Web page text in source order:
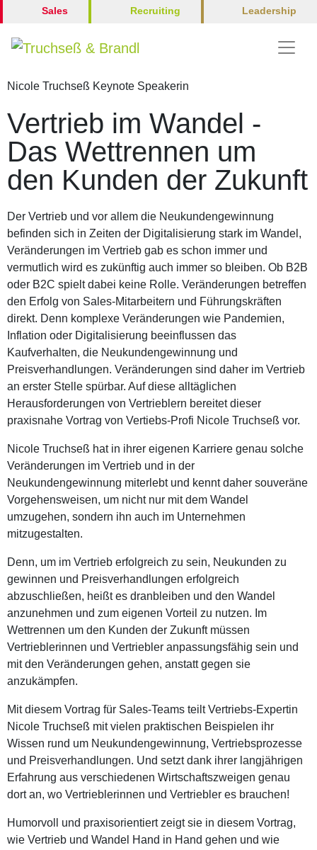
Sales Recruiting Leadership
Nicole Truchseß Keynote Speakerin
Vertrieb im Wandel -
Das Wettrennen um
den Kunden der Zukunft
Der Vertrieb und vor allem die Neukundengewinnung
befinden sich in Zeiten der Digitalisierung stark im Wandel,
Veränderungen im Vertrieb gab es schon immer und
vermutlich wird es zukünftig auch immer so bleiben. Ob B2B
oder B2C spielt dabei keine Rolle. Veränderungen betreffen
den Erfolg von Sales-Mitarbeitern und Führungskräften
direkt. Denn komplexe Veränderungen wie Pandemien,
Inflation oder Digitalisierung beeinflussen das
Kaufverhalten, die Neukundengewinnung und
Preisverhandlungen. Veränderungen sind daher im Vertrieb
an erster Stelle spürbar. Auf diese alltäglichen
Herausforderungen von Vertrieblern bereitet dieser
praxisnahe Vortrag von Vertiebs-Profi Nicole Truchseß vor.
Nicole Truchseß hat in ihrer eigenen Karriere genau solche
Veränderungen im Vertrieb und in der
Neukundengewinnung miterlebt und kennt daher souveräne
Vorgehensweisen, um nicht nur mit dem Wandel
umzugehen, sondern ihn auch im Unternehmen
mitzugestalten.
Denn, um im Vertrieb erfolgreich zu sein, Neukunden zu
gewinnen und Preisverhandlungen erfolgreich
abzuschließen, heißt es dranbleiben und den Wandel
anzunehmen und zum eigenen Vorteil zu nutzen. Im
Wettrennen um den Kunden der Zukunft müssen
Vertrieblerinnen und Vertriebler anpassungsfähig sein und
mit den Veränderungen gehen, anstatt gegen sie
anzukämpfen.
Mit diesem Vortrag für Sales-Teams teilt Vertriebs-Expertin
Nicole Truchseß mit vielen praktischen Beispielen ihr
Wissen rund um Neukundengewinnung, Vertriebsprozesse
und Preisverhandlungen. Und setzt dank ihrer langjährigen
Erfahrung aus verschiedenen Wirtschaftszweigen genau
dort an, wo Vertrieblerinnen und Vertriebler es brauchen!
Humorvoll und praxisorientiert zeigt sie in diesem Vortrag,
wie Vertrieb und Wandel Hand in Hand gehen und wie